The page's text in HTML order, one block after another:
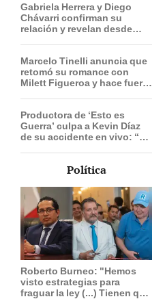
Gabriela Herrera y Diego
Chávarri confirman su
relación y revelan desde
Marcelo Tinelli anuncia que
retomó su romance con
Milett Figueroa y hace fuerte
Productora de ‘Esto es
Guerra’ culpa a Kevin Díaz
de su accidente en vivo: “No
Política
Roberto Burneo: "Hemos
visto estrategias para
fraguar la ley (...) Tienen que